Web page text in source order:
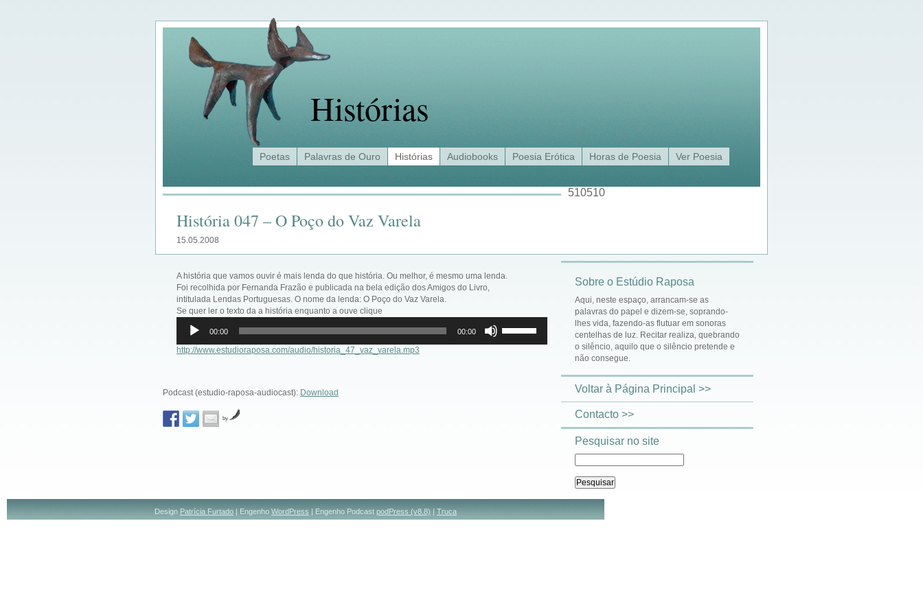
Histórias
Poetas Palavras de Ouro Histórias Audiobooks Poesia Erótica Horas de Poesia Ver Poesia
História 047 – O Poço do Vaz Varela
15.05.2008
A história que vamos ouvir é mais lenda do que história. Ou melhor, é mesmo uma lenda.
Foi recolhida por Fernanda Frazão e publicada na bela edição dos Amigos do Livro,
intitulada Lendas Portuguesas. O nome da lenda: O Poço do Vaz Varela.
Se quer ler o texto da a história enquanto a ouve clique
áudio
00:00 00:00
as
setas
http://www.estudioraposa.com/audio/historia_47_vaz_varela.mp3
Podcast (estudio-raposa-audiocast): Download
by
510510
Sobre o Estúdio Raposa
Aqui, neste espaço, arrancam-se as
palavras do papel e dizem-se, soprando-
lhes vida, fazendo-as flutuar em sonoras
centelhas de luz. Recitar realiza, quebrando
o silêncio, aquilo que o silêncio pretende e
não consegue.
Voltar à Página Principal >>
Contacto >>
Pesquisar no site
Design Patrícia Furtado | Engenho WordPress | Engenho Podcast podPress (v8.8) | Truca